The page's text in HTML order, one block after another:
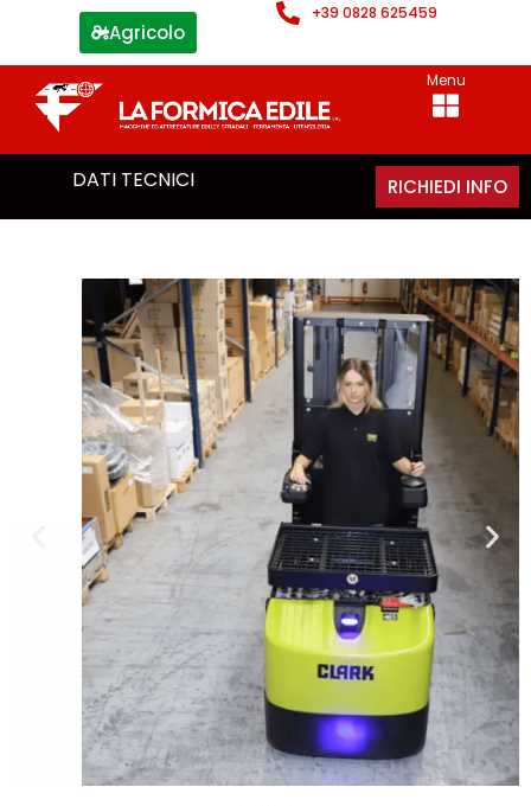
Agricolo
+39 0828 625459
Menu
DATI TECNICI RICHIEDI INFO